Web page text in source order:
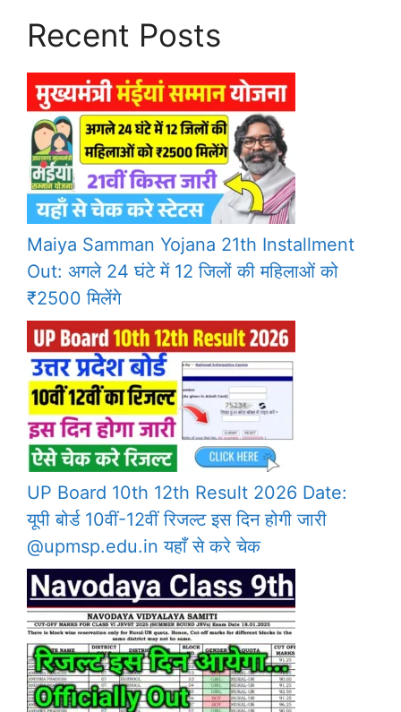
Recent Posts
Maiya Samman Yojana 21th Installment
Out: अगले 24 घंटे में 12 जिलों की महिलाओं को
₹2500 मिलेंगे
UP Board 10th 12th Result 2026 Date:
यूपी बोर्ड 10वीं-12वीं रिजल्ट इस दिन होगी जारी
@upmsp.edu.in यहाँ से करे चेक